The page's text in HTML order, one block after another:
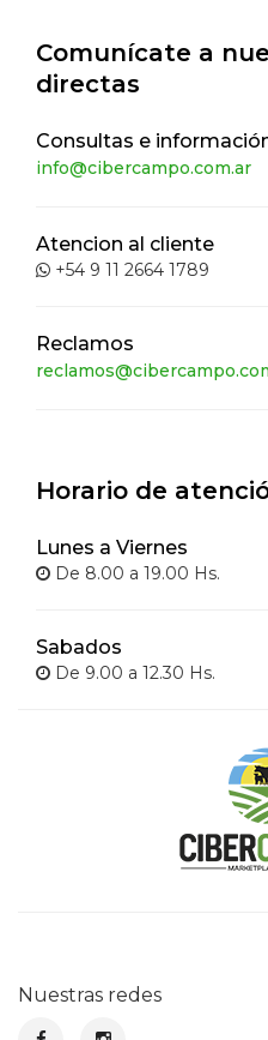
Comunícate a
directas
Consultas e
info@cibercampo.com.ar
Atencion al cliente
+54 9 11 2664 1789
Reclamos
Horario de
Lunes a Viernes
De 8.00 a 19.00 Hs.
Sabados
De 9.00 a 12.30 Hs.
Nuestras redes